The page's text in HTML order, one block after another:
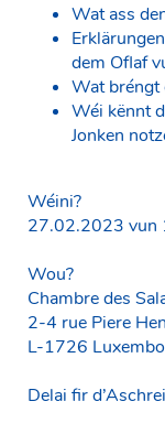
Wat ass
dem Oflaf
Wat bréngt
Wéi kënnt
Jonken
Wéini?
27.02.2023 vun
Wou?
Chambre des
2-4 rue Piere
L-1726
Delai fir